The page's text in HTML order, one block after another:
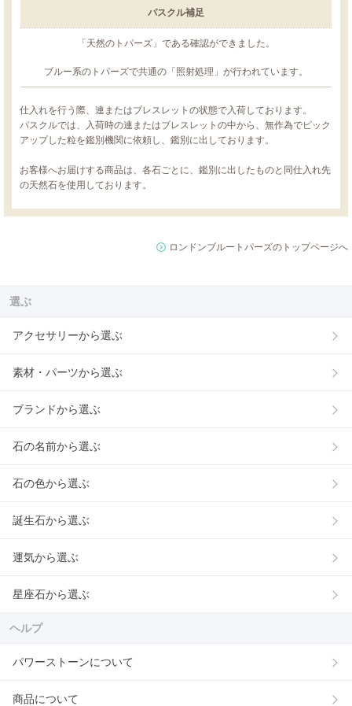
パスクル補足
「天然のトパーズ」である確認ができました。
ブルー系のトパーズで共通の「照射処理」が行われています。
仕入れを行う際、連またはブレスレットの状態で入荷しております。
パスクルでは、入荷時の連またはブレスレットの中から、無作為でピック
アップした粒を鑑別機関に依頼し、鑑別に出しております。
お客様へお届けする商品は、各石ごとに、鑑別に出したものと同仕入れ先
の天然石を使用しております。
ロンドンブルートパーズのトップページへ
選ぶ
アクセサリーから選ぶ
素材・パーツから選ぶ
ブランドから選ぶ
石の名前から選ぶ
石の色から選ぶ
誕生石から選ぶ
運気から選ぶ
星座石から選ぶ
ヘルプ
パワーストーンについて
商品について